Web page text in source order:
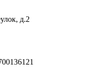
д.2